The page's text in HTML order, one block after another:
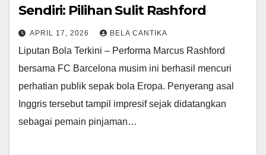
Sendiri: Pilihan Sulit Rashford
APRIL 17, 2026 BELA CANTIKA
Liputan Bola Terkini – Performa Marcus Rashford
bersama FC Barcelona musim ini berhasil mencuri
perhatian publik sepak bola Eropa. Penyerang asal
Inggris tersebut tampil impresif sejak didatangkan
sebagai pemain pinjaman…